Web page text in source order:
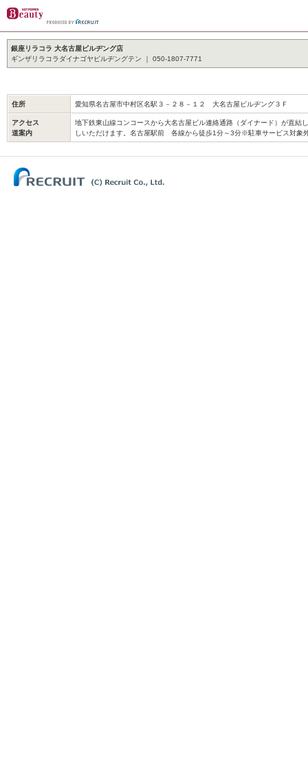
銀座リラコラ 大名古屋ビルヂング店
ギンザリラコラダイナゴヤビルヂングテン ｜ 050-1807-7771
住所 愛知県名古屋市中村区名駅３－２８－１２ 大名古屋ビルヂング３Ｆ
アクセス
道案内
地下鉄東山線コンコースから大名古屋ビル連絡通路（ダイナード）が直結
しいただけます。名古屋駅前 各線から徒歩1分～3分※駐車サービス対象